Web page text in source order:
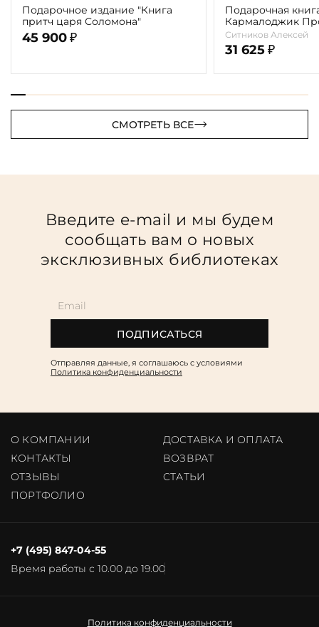
Подарочное издание "Книга
притч царя Соломона"
45 900 ₽
Подарочная
Кармалоджик
Ситникова"
Ситников Алексей
31 625 ₽
СМОТРЕТЬ ВСЕ
Введите e-mail и мы будем
сообщать вам о новых
эксклюзивных библиотеках
ПОДПИСАТЬСЯ
Отправляя данные, я соглашаюсь c условиями
Политика конфиденциальности
О КОМПАНИИ
ДОСТАВКА И ОПЛАТА
КОНТАКТЫ
ВОЗВРАТ
ОТЗЫВЫ
CТАТЬИ
ПОРТФОЛИО
Время работы с 10.00 до 19.00
+7 (495) 847-04-55
Политика конфиденциальности